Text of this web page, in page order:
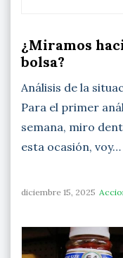
¿Miramos
bolsa?
Análisis de la
Para el primer
semana, miro
esta ocasión, voy…
diciembre 15, 2025